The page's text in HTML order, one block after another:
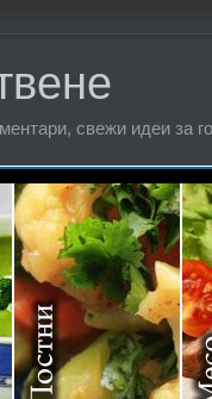
свежи идеи за